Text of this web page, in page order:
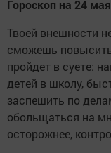
Гороскоп на 24
Твоей внешности
сможешь
пройдет в суете:
детей в школу,
заспешить по
обольщаться на
осторожнее,